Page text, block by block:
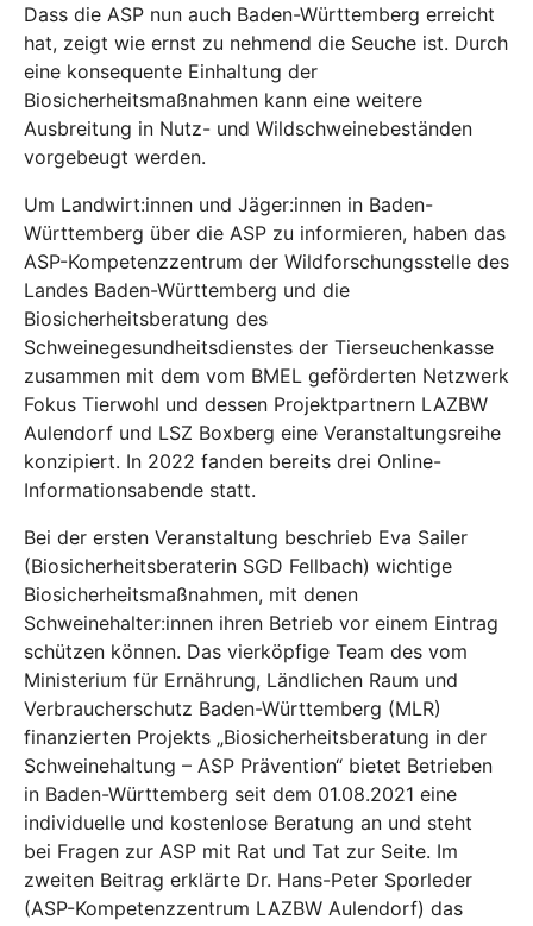
Dass die ASP nun auch Baden-Württemberg erreicht
hat, zeigt wie ernst zu nehmend die Seuche ist. Durch
eine konsequente Einhaltung der
Biosicherheitsmaßnahmen kann eine weitere
Ausbreitung in Nutz- und Wildschweinebeständen
vorgebeugt werden.
Um Landwirt:innen und Jäger:innen in Baden-
Württemberg über die ASP zu informieren, haben das
ASP-Kompetenzzentrum der Wildforschungsstelle des
Landes Baden-Württemberg und die
Biosicherheitsberatung des
Schweinegesundheitsdienstes der Tierseuchenkasse
zusammen mit dem vom BMEL geförderten Netzwerk
Fokus Tierwohl und dessen Projektpartnern LAZBW
Aulendorf und LSZ Boxberg eine Veranstaltungsreihe
konzipiert. In 2022 fanden bereits drei Online-
Informationsabende statt.
Bei der ersten Veranstaltung beschrieb Eva Sailer
(Biosicherheitsberaterin SGD Fellbach) wichtige
Biosicherheitsmaßnahmen, mit denen
Schweinehalter:innen ihren Betrieb vor einem Eintrag
schützen können. Das vierköpfige Team des vom
Ministerium für Ernährung, Ländlichen Raum und
Verbraucherschutz Baden-Württemberg (MLR)
finanzierten Projekts „Biosicherheitsberatung in der
Schweinehaltung – ASP Prävention“ bietet Betrieben
in Baden-Württemberg seit dem 01.08.2021 eine
individuelle und kostenlose Beratung an und steht
bei Fragen zur ASP mit Rat und Tat zur Seite. Im
zweiten Beitrag erklärte Dr. Hans-Peter Sporleder
(ASP-Kompetenzzentrum LAZBW Aulendorf) das